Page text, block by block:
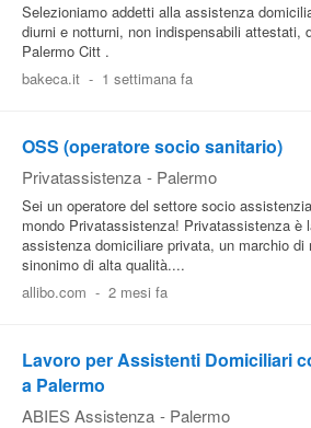
Selezioniamo addetti alla assistenza
diurni e notturni, non indispensabili attestati,
Palermo Citt .
bakeca.it - 1 settimana fa
OSS (operatore socio sanitario)
Privatassistenza - Palermo
Sei un operatore del settore socio
mondo Privatassistenza! Privatassistenza è
assistenza domiciliare privata, un marchio di
sinonimo di alta qualità....
allibo.com - 2 mesi fa
Lavoro per Assistenti Domiciliari
a Palermo
ABIES Assistenza - Palermo